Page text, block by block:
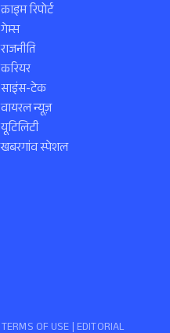
क्राइम रिपोर्ट
गेम्स
राजनीति
करियर
साइंस-टेक
वायरल न्यूज़
यूटिलिटी
खबरगांव स्पेशल
TERMS OF USE | EDITORIAL